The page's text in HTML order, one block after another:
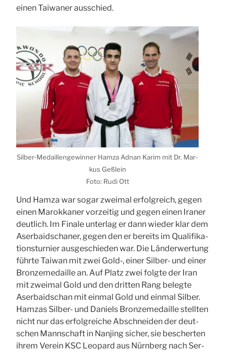
einen Tai­wa­ner aus­schied.
Sil­ber-Medail­len­ge­win­ner Ham­za Adnan Karim mit Dr. Mar­
kus Geß­lein
Foto: Rudi Ott
Und Ham­za war sogar zwei­mal erfolg­reich, gegen
einen Marok­ka­ner vor­zei­tig und gegen einen Ira­ner
deut­lich. Im Fina­le unter­lag er dann wie­der klar dem
Aser­bai­dscha­ner, gegen den er bereits im Qua­li­fi­ka­
ti­ons­tur­nier aus­ge­schie­den war. Die Län­der­wer­tung
führ­te Tai­wan mit zwei Gold‑, einer Sil­ber- und einer
Bron­ze­me­dail­le an. Auf Platz zwei folg­te der Iran
mit zwei­mal Gold und den drit­ten Rang beleg­te
Aser­bai­dschan mit ein­mal Gold und ein­mal Sil­ber.
Hamzas Sil­ber- und Dani­els Bron­ze­me­dail­le stell­ten
nicht nur das erfolg­rei­che Abschnei­den der deut­
schen Mann­schaft in Nan­jing sicher, sie bescher­ten
ihrem Ver­ein KSC Leo­pard aus Nürn­berg nach Ser­